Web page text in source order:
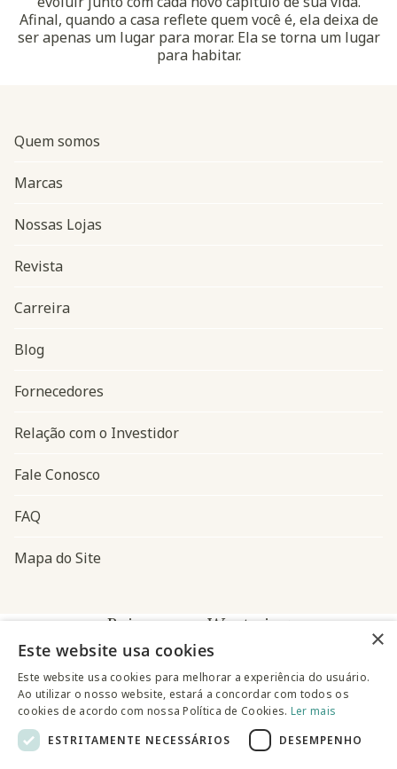
Afinal, quando a casa reflete quem você é, ela deixa de
ser apenas um lugar para morar. Ela se torna um lugar
para habitar.
Navegação do rodapé
Quem somos
Marcas
Nossas Lojas
Revista
Carreira
Blog
Fornecedores
Relação com o Investidor
Fale Conosco
FAQ
Mapa do Site
Baixe o app Westwing
×
Este website usa cookies
Este website usa cookies para melhorar a experiência do usuário.
Ao utilizar o nosso website, estará a concordar com todos os
cookies de acordo com nossa Política de Cookies. Ler mais
ESTRITAMENTE NECESSÁRIOS
DESEMPENHO